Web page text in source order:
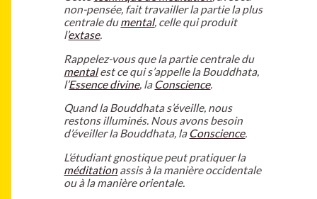
non-pensée, fait travailler la partie la plus
centrale dumental, celle qui produit
l’extase.
Rappelez-vous que la partie centrale du
mentalest ce qui s’appelle la Bouddhata,
l’Essence divine, laConscience.
Quand la Bouddhata s’éveille, nous
restons illuminés. Nous avons besoin
d’éveiller la Bouddhata, laConscience.
L’étudiant gnostique peut pratiquer la
méditation assis à la manière occidentale
ou à la manière orientale.